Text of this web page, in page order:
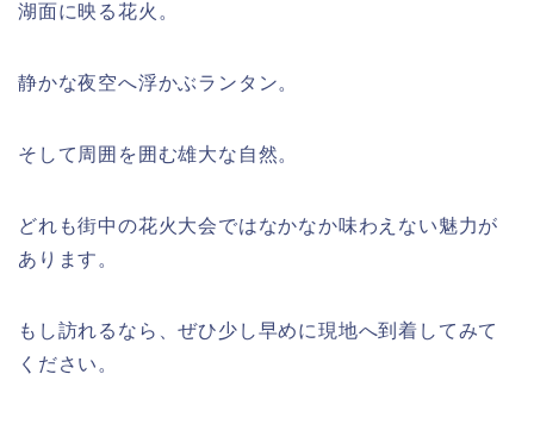
湖面に映る花火。
静かな夜空へ浮かぶランタン。
そして周囲を囲む雄大な自然。
どれも街中の花火大会ではなかなか味わえない魅力が
あります。
もし訪れるなら、ぜひ少し早めに現地へ到着してみて
ください。